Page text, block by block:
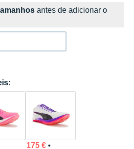
antes de adicionar o
175 €•